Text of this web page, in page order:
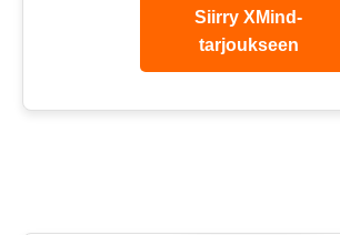
Siirry XMind-
tarjoukseen